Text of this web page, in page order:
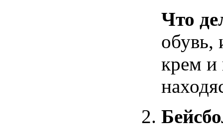
Что
обувь,
крем и